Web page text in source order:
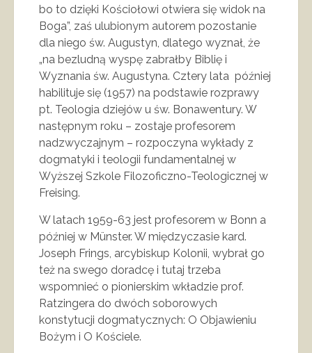
bo to dzięki Kościołowi otwiera się widok na
Boga”, zaś ulubionym autorem pozostanie
dla niego św. Augustyn, dlatego wyznał, że
„na bezludną wyspę zabrałby Biblię i
Wyznania św. Augustyna. Cztery lata później
habilituje się (1957) na podstawie rozprawy
pt. Teologia dziejów u św. Bonawentury. W
następnym roku – zostaje profesorem
nadzwyczajnym – rozpoczyna wykłady z
dogmatyki i teologii fundamentalnej w
Wyższej Szkole Filozoficzno-Teologicznej w
Freising.
W latach 1959-63 jest profesorem w Bonn a
później w Münster. W międzyczasie kard.
Joseph Frings, arcybiskup Kolonii, wybrał go
też na swego doradcę i tutaj trzeba
wspomnieć o pionierskim wkładzie prof.
Ratzingera do dwóch soborowych
konstytucji dogmatycznych: O Objawieniu
Bożym i O Kościele.